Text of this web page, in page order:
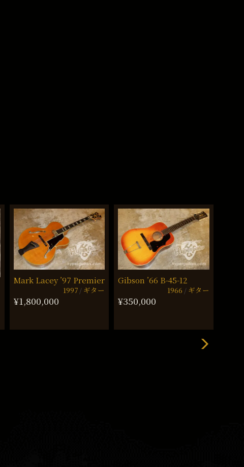
Mark Lacey ’97 Premier
1997 ギター
¥1,800,000
Gibson ’66 B-45-12
1966 ギター
¥350,000